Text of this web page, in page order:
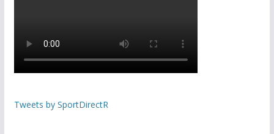
Tweets by SportDirectR